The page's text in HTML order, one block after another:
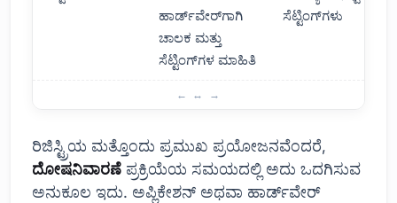
ಹಾರ್ಡ್‌ವೇರ್‌ಗಾಗಿ
ಚಾಲಕ ಮತ್ತು
ಸೆಟ್ಟಿಂಗ್‌ಗಳ ಮಾಹಿತಿ
ಸೆಟ್ಟಿಂಗ್‌ಗಳು
ರಿಜಿಸ್ಟ್ರಿಯ ಮತ್ತೊಂದು ಪ್ರಮುಖ ಪ್ರಯೋಜನವೆಂದರೆ,
ದೋಷನಿವಾರಣೆ ಪ್ರಕ್ರಿಯೆಯ ಸಮಯದಲ್ಲಿ ಅದು ಒದಗಿಸುವ
ಅನುಕೂಲ ಇದು. ಅಪ್ಲಿಕೇಶನ್ ಅಥವಾ ಹಾರ್ಡ್‌ವೇರ್